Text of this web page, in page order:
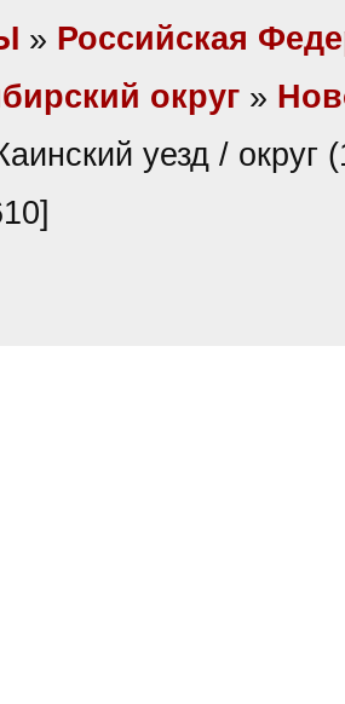
» Российская
округ »
уезд / округ